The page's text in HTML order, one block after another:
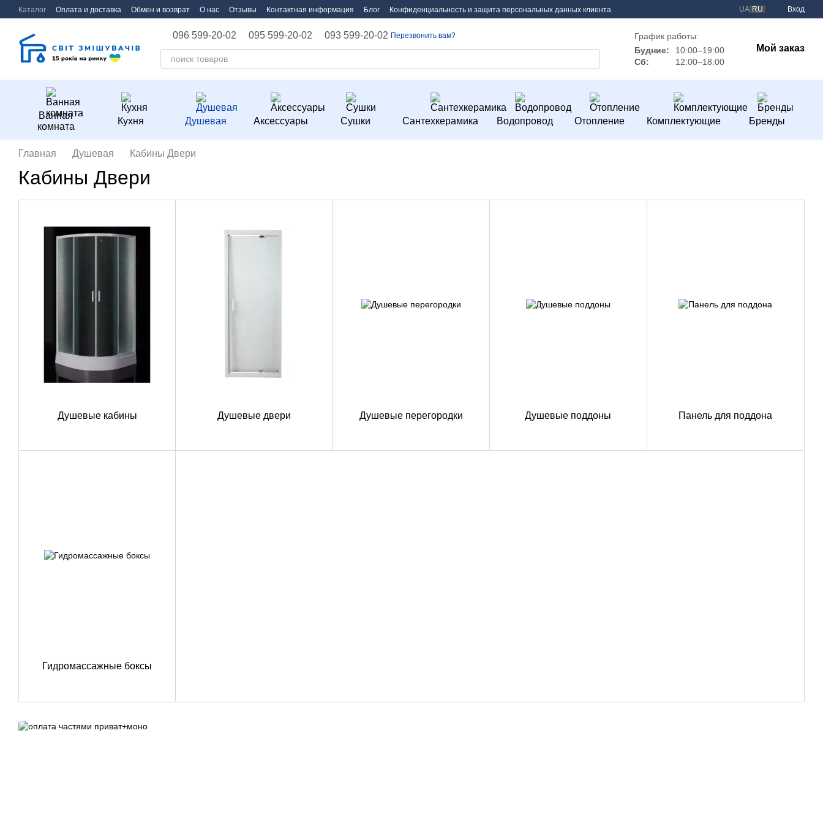
Перейти к основному контенту
Каталог Оплата и доставка Обмен и возврат О нас Отзывы Контактная информация Блог Конфиденциальность и защита персональных данных клиента UA RU Вход
096 599-20-02 095 599-20-02 093 599-20-02 Перезвонить вам?
График работы:
Будние:
10:00–19:00
Сб:
12:00–18:00
Мой заказ
Ванная
комната
Кухня Душевая Аксессуары Сушки Сантехкерамика Водопровод Отопление Комплектующие Бренды
Главная Душевая Кабины Двери
Кабины Двери
Душевые кабины Душевые двери Душевые перегородки Душевые поддоны Панель для поддона
Гидромассажные боксы